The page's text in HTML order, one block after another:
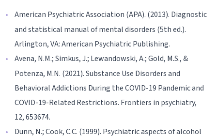
American Psychiatric Association (APA). (2013). Diagnostic
and statistical manual of mental disorders (5th ed.).
Arlington, VA: American Psychiatric Publishing.
Avena, N.M.; Simkus, J.; Lewandowski, A.; Gold, M.S., &
Potenza, M.N. (2021). Substance Use Disorders and
Behavioral Addictions During the COVID-19 Pandemic and
COVID-19-Related Restrictions. Frontiers in psychiatry,
12, 653674.
Dunn, N.; Cook, C.C. (1999). Psychiatric aspects of alcohol